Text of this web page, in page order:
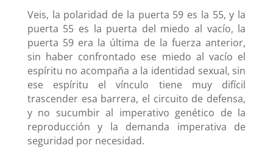
Veis, la polaridad de la puerta 59 es la 55, y la
puerta 55 es la puerta del miedo al vacío, la
puerta 59 era la última de la fuerza anterior,
sin haber confrontado ese miedo al vacío el
espíritu no acompaña a la identidad sexual, sin
ese espíritu el vínculo tiene muy difícil
trascender esa barrera, el circuito de defensa,
y no sucumbir al imperativo genético de la
reproducción y la demanda imperativa de
seguridad por necesidad.